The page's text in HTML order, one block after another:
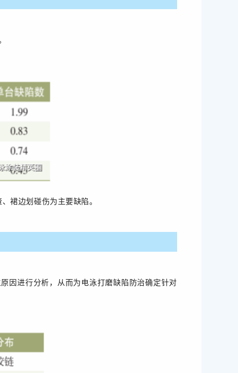
裙边划碰伤为主要缺陷。
因进行分析，从而为电泳打磨缺陷防治确定针对